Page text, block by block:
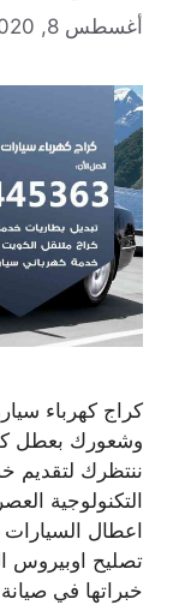
أغسطس 8, 2020
كراج كهرباء
وشعورك بعطل
ننتظرك لتقديم
التكنولوجية
اعطال
تصليح اوبيروس
خبراتها في